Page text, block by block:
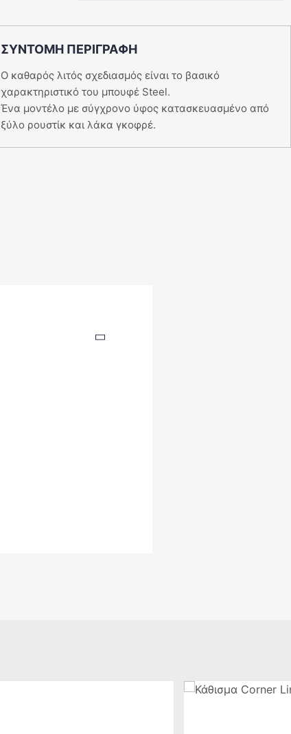
ΣΥΝΤΟΜΗ ΠΕΡΙΓΡΑΦΗ
Ο καθαρός λιτός σχεδιασμός είναι το βασικό
χαρακτηριστικό του μπουφέ Steel.
Ένα μοντέλο με σύγχρονο ύφος κατασκευασμένο από
ξύλο ρουστίκ και λάκα γκοφρέ.